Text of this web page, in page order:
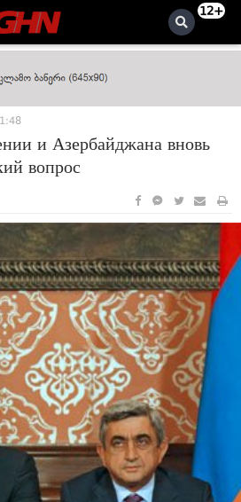
12+
и Азербайджана вновь
вопрос